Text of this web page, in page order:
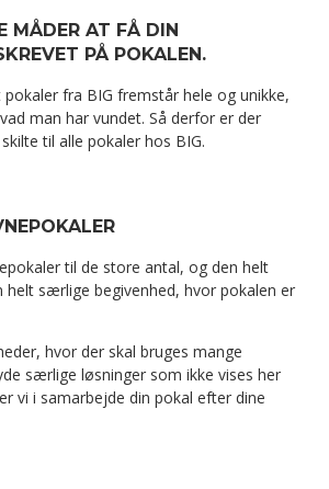
MÅDER AT FÅ DIN
PÅ POKALEN.
pokaler fra BIG fremstår hele og unikke,
man har vundet. Så derfor er der
til alle pokaler hos BIG.
til de store antal, og den helt
helt særlige begivenhed, hvor pokalen er
hvor der skal bruges mange
særlige løsninger som ikke vises her
vi i samarbejde din pokal efter dine